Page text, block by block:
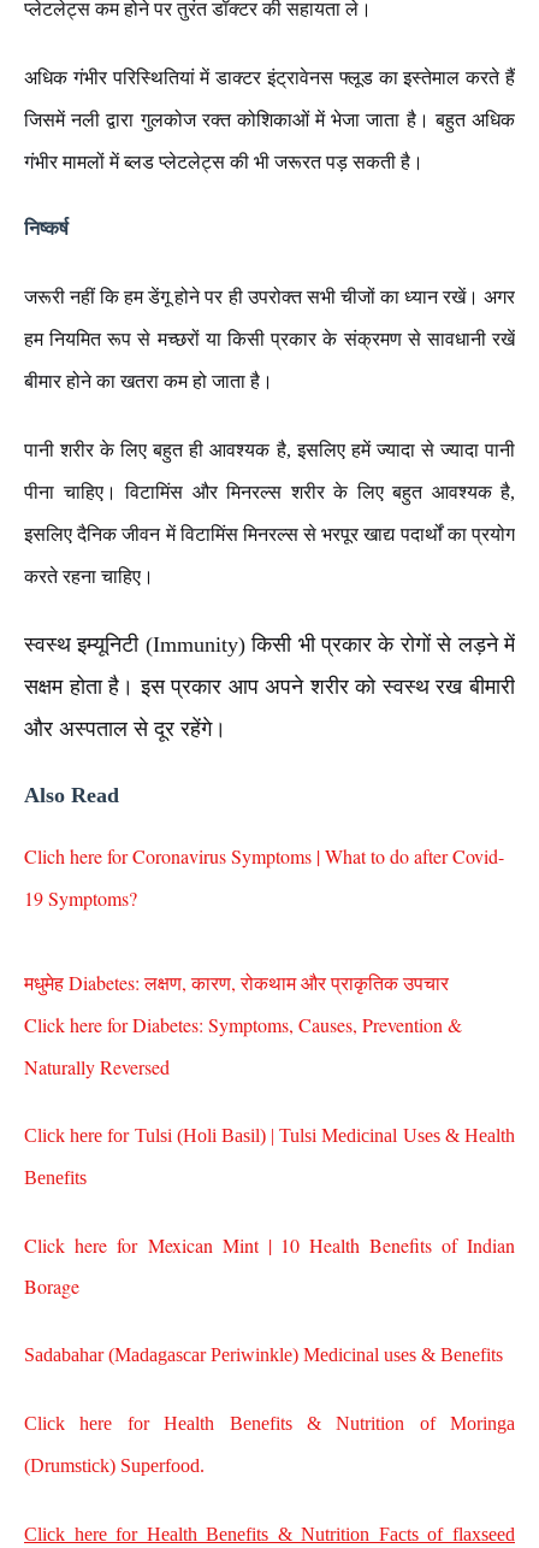
प्लेटलेट्स कम होने पर तुरंत डॉक्टर की सहायता ले। ‌
अधिक गंभीर परिस्थितियां में डाक्टर इंट्रावेनस फ्लूड का इस्तेमाल करते हैं
जिसमें नली द्वारा गुलकोज रक्त कोशिकाओं में भेजा जाता है। बहुत अधिक
गंभीर मामलों में ब्लड प्लेटलेट्स की भी जरूरत पड़ सकती है। ‌
निष्कर्ष
जरूरी नहीं कि हम डेंगू होने पर ही उपरोक्त सभी चीजों का ध्यान रखें। अगर
हम नियमित रूप से मच्छरों या किसी प्रकार के संक्रमण से सावधानी रखें
बीमार होने का खतरा कम हो जाता है।
पानी शरीर के लिए बहुत ही आवश्यक है, इसलिए हमें ज्यादा से ज्यादा पानी
पीना चाहिए। विटामिंस और मिनरल्स शरीर के लिए बहुत आवश्यक है,
इसलिए दैनिक जीवन में विटामिंस मिनरल्स से भरपूर खाद्य पदार्थों का प्रयोग
करते रहना चाहिए।
स्वस्थ इम्यूनिटी (Immunity) किसी भी प्रकार के रोगों से लड़ने में
सक्षम होता है। इस प्रकार आप अपने शरीर को स्वस्थ रख बीमारी
और अस्पताल से दूर रहेंगे।
Also Read
Clich here for Coronavirus Symptoms | What to do after Covid-
19 Symptoms?
मधुमेह Diabetes: लक्षण, कारण, रोकथाम और प्राकृतिक उपचार
Click here for Diabetes: Symptoms, Causes, Prevention &
Naturally Reversed
Click here for Tulsi (Holi Basil) | Tulsi Medicinal Uses & Health
Benefits
Click here for Mexican Mint | 10 Health Benefits of Indian
Borage
Sadabahar (Madagascar Periwinkle) Medicinal uses & Benefits
Click here for Health Benefits & Nutrition of Moringa
(Drumstick) Superfood.
Click here for Health Benefits & Nutrition Facts of flaxseed